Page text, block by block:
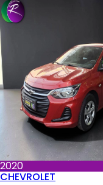
2020
CHEVROLET